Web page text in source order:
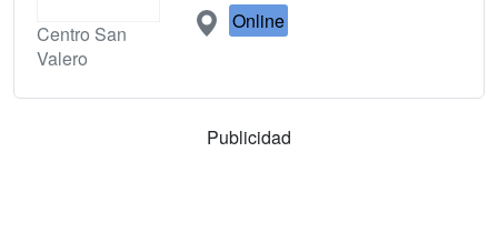
Centro San
Valero
Online
Publicidad